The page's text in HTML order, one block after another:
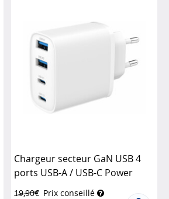
Chargeur secteur GaN USB 4
ports USB-A / USB-C Power
Revolt
19,90€ Prix conseillé